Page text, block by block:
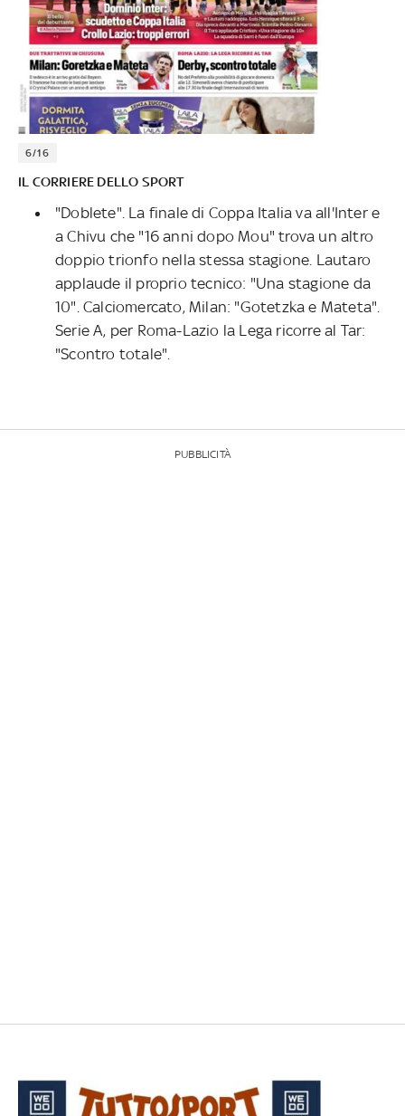
6/16
IL CORRIERE DELLO SPORT
"Doblete". La finale di Coppa Italia va all'Inter e
a Chivu che "16 anni dopo Mou" trova un altro
doppio trionfo nella stessa stagione. Lautaro
applaude il proprio tecnico: "Una stagione da
10". Calciomercato, Milan: "Gotetzka e Mateta".
Serie A, per Roma-Lazio la Lega ricorre al Tar:
"Scontro totale".
PUBBLICITÀ